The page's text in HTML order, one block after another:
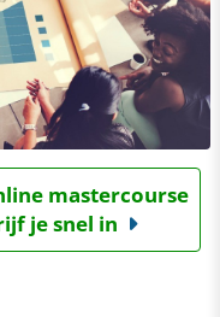
mastercourse
je snel in